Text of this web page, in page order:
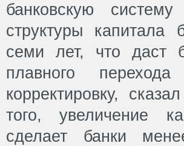
банковскую
структуры капитала
семи лет, что даст
плавного
корректировку,
того, увеличение
сделает банки